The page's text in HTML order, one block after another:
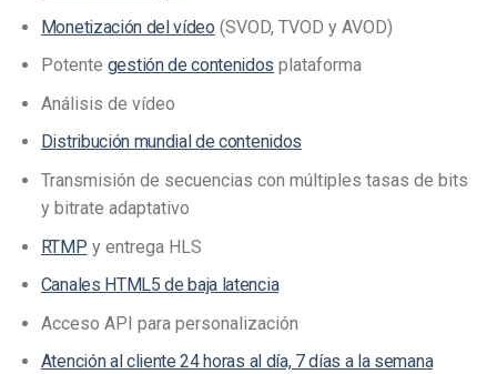
Monetización del vídeo (SVOD, TVOD y AVOD)
Potente gestión de contenidos plataforma
Análisis de vídeo
Distribución mundial de contenidos
Transmisión de secuencias con múltiples tasas de bits
y bitrate adaptativo
RTMP y entrega HLS
Canales HTML5 de baja latencia
Acceso API para personalización
Atención al cliente 24 horas al día, 7 días a la semana